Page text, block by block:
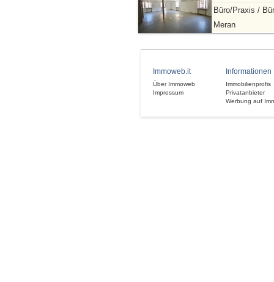
Büro/Praxis /
Meran
Immoweb.it
Über Immoweb
Impressum
Informationen
Immobilienprofis
Privatanbieter
Werbung auf